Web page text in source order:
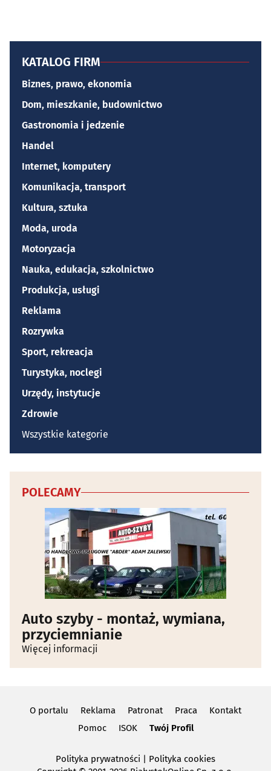
KATALOG FIRM
Biznes, prawo, ekonomia
Dom, mieszkanie, budownictwo
Gastronomia i jedzenie
Handel
Internet, komputery
Komunikacja, transport
Kultura, sztuka
Moda, uroda
Motoryzacja
Nauka, edukacja, szkolnictwo
Produkcja, usługi
Reklama
Rozrywka
Sport, rekreacja
Turystyka, noclegi
Urzędy, instytucje
Zdrowie
Wszystkie kategorie
POLECAMY
Auto szyby - montaż, wymiana,
przyciemnianie
Więcej informacji
O portalu Reklama Patronat Praca
Kontakt
Pomoc
ISOK Twój Profil
Polityka prywatności | Polityka cookies